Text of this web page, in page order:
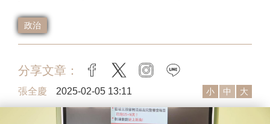
政治
分享文章： facebook
twitter instagram
張全慶 2025-02-05 13:11 小 中 大